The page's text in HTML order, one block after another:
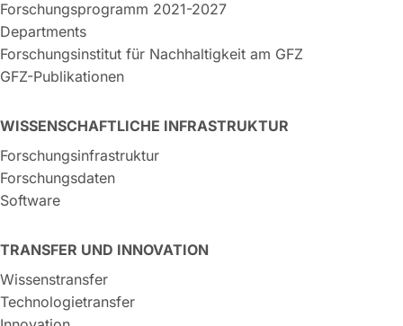
Forschungsprogramm 2021-2027
Departments
Forschungsinstitut für Nachhaltigkeit am GFZ
GFZ-Publikationen
WISSENSCHAFTLICHE INFRASTRUKTUR
Forschungsinfrastruktur
Forschungsdaten
Software
TRANSFER UND INNOVATION
Wissenstransfer
Technologietransfer